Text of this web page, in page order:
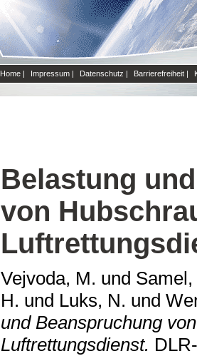
Home | Impressum | Datenschutz | Barrierefreiheit |
Belastung
von
Vejvoda, M. und Samel,
H. und Luks, N. und
und Beanspruchung
Luftrettungsdienst.